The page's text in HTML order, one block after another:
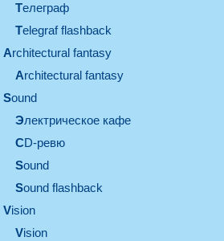
телеграф
Telegraf flashback
architectural fantasy
architectural fantasy
sound
электрическое кафе
CD-ревю
sound
Sound flashback
vision
vision